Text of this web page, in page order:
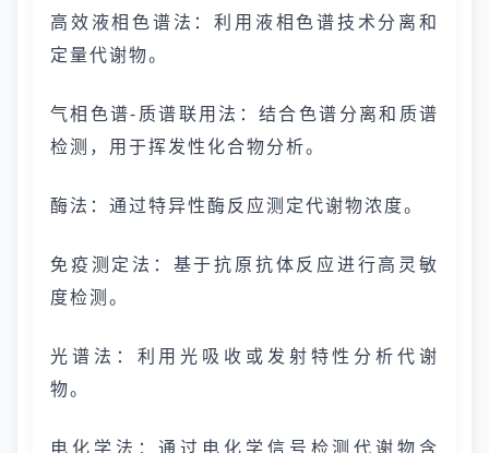
高效液相色谱法：利用液相色谱技术分离和
定量代谢物。
气相色谱-质谱联用法：结合色谱分离和质谱
检测，用于挥发性化合物分析。
酶法：通过特异性酶反应测定代谢物浓度。
免疫测定法：基于抗原抗体反应进行高灵敏
度检测。
光谱法：利用光吸收或发射特性分析代谢
物。
电化学法：通过电化学信号检测代谢物含